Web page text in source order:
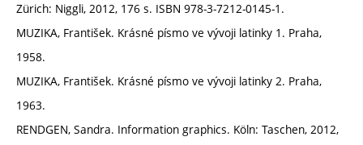
Zürich: Niggli, 2012, 176 s. ISBN 978-3-7212-0145-1.
MUZIKA, František. Krásné písmo ve vývoji latinky 1. Praha,
1958.
MUZIKA, František. Krásné písmo ve vývoji latinky 2. Praha,
1963.
RENDGEN, Sandra. Information graphics. Köln: Taschen, 2012,